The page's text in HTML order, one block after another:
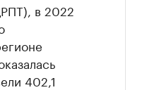
в 2022
402,1